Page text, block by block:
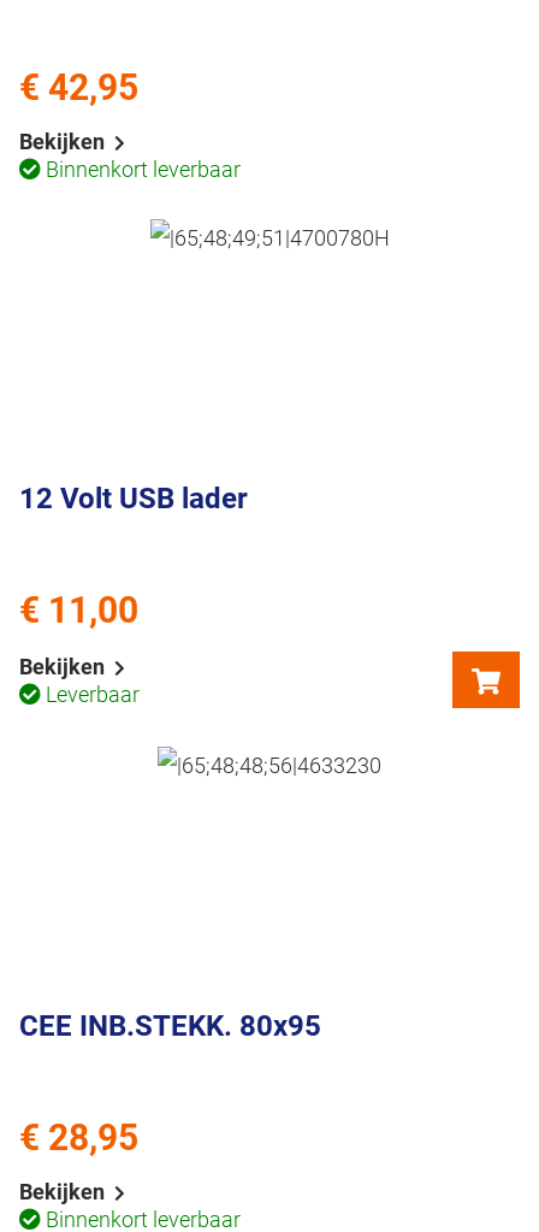
Bekijken
Binnenkort leverbaar
€ 42,95
12 Volt USB lader
Bekijken
Leverbaar
€ 11,00
CEE INB.STEKK. 80x95
Bekijken
Binnenkort leverbaar
€ 28,95